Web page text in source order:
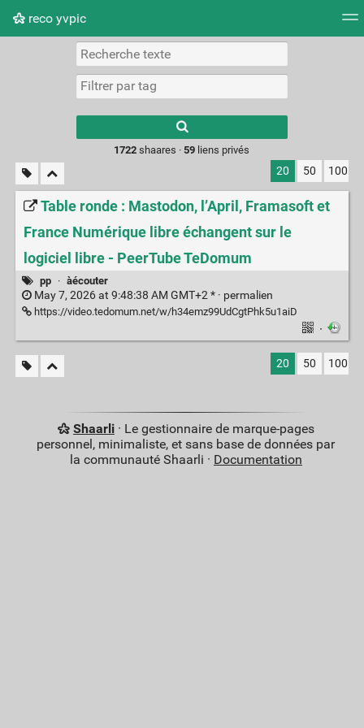
reco yvpic
Nuage de tags Mur d'images
results.
1722 shaares ·59 liens privés
20 50 100
Table ronde : Mastodon, l’April, Framasoft et
France Numérique libre échangent sur le
logiciel libre - PeerTube TeDomum
pp · àécouter
May 7, 2026 at 9:48:38 AM GMT+2 * · permalien
https://video.tedomum.net/w/h34emz99UdCgtPhk5u1aiD
·
20 50 100
Shaarli· Le gestionnaire de marque-pages
personnel, minimaliste, et sans base de données par
la communauté Shaarli · Documentation